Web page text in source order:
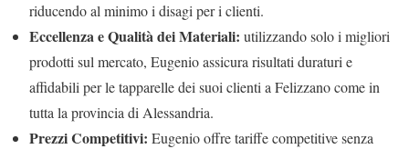
riducendo al minimo i disagi per i clienti.
Eccellenza e Qualità dei Materiali: utilizzando solo i migliori
prodotti sul mercato, Eugenio assicura risultati duraturi e
affidabili per le tapparelle dei suoi clienti a Felizzano come in
tutta la provincia di Alessandria.
Prezzi Competitivi: Eugenio offre tariffe competitive senza